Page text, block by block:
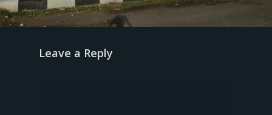
Leave a Reply